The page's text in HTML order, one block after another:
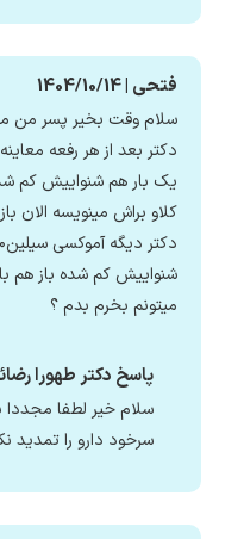
فتحی | 1404/10/14
سلام وقت بخیر پسر من
دکتر بعد از هر رفعه
یک بار هم شنواییش کم
کلاو براش مینویسه الان
شنواییش کم شده باز هم
میتونم بخرم بدم ؟
پاسخ دکتر طهورا
سلام خیر لطفا مجددا
سرخود دارو را تمدید